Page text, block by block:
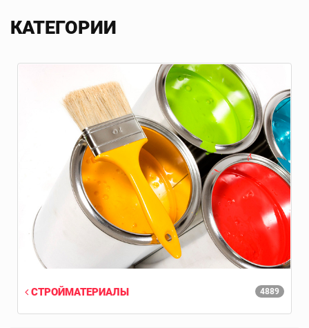
КАТЕГОРИИ
4889
СТРОЙМАТЕРИАЛЫ